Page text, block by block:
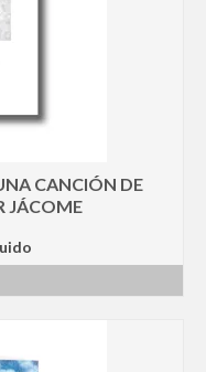
CANCIÓN DE
JÁCOME